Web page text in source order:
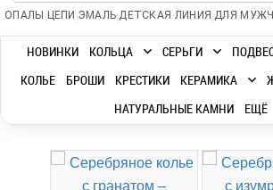
ОПАЛЫ | ЦЕПИ |ЭМАЛЬ|ДЕТСКАЯ ЛИНИЯ |ДЛЯ
НОВИНКИ КОЛЬЦА СЕРЬГИ
КОЛЬЕ
БРОШИ КРЕСТИКИ КЕРАМИКА
НАТУРАЛЬНЫЕ КАМНИ
ЕЩЁ